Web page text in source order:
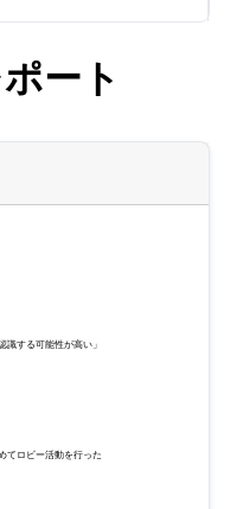
ート
識する可能性が高い」
てロビー活動を行った